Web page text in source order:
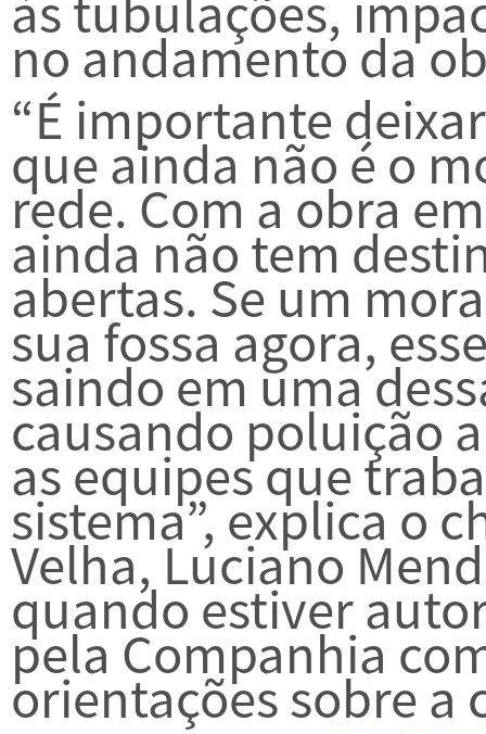
no andamento da
“É importante
que ainda não é o
rede. Com a obra
ainda não tem
abertas. Se um
sua fossa agora,
saindo em uma
causando poluição
as equipes que
sistema”, explica o
Velha, Luciano
quando estiver
pela Companhia
orientações sobre a